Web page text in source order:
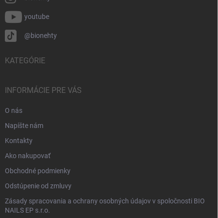
youtube
@bionehty
KATEGÓRIE
INFORMÁCIE PRE VÁS
O nás
Napíšte nám
Kontakty
Ako nakupovať
Obchodné podmienky
Odstúpenie od zmluvy
Zásady spracovania a ochrany osobných údajov v spoločnosti BIO
NAILS EP s.r.o.